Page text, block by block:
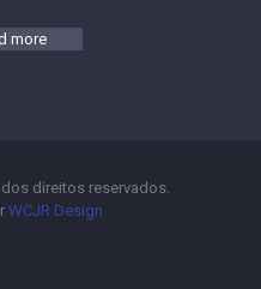
more
direitos reservados.
WCJR Design